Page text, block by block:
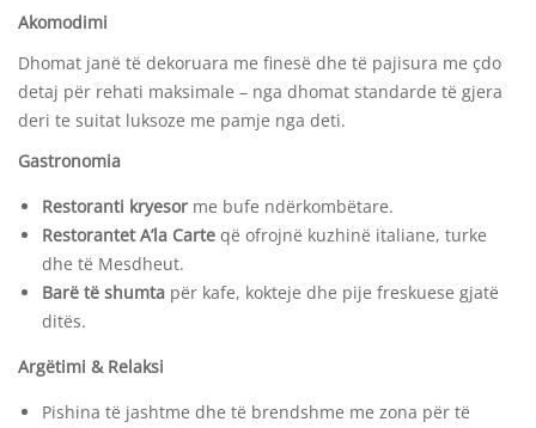
October
8,
2025
07-
10T03:31:50+00:00
Antalya,
Oferta
Speciale ,
Turqi
Akomodimi
Dhomat janë të dekoruara me finesë dhe të pajisura me çdo
detaj për rehati maksimale – nga dhomat standarde të gjera
deri te suitat luksoze me pamje nga deti.
Gastronomia
Restoranti kryesor me bufe ndërkombëtare.
Restorantet A’la Carte që ofrojnë kuzhinë italiane, turke
dhe të Mesdheut.
Barë të shumta për kafe, kokteje dhe pije freskuese gjatë
ditës.
Argëtimi & Relaksi
Pishina të jashtme dhe të brendshme me zona për të